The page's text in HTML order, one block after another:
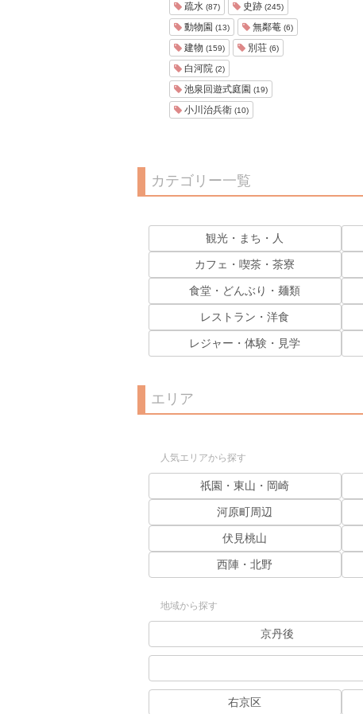
疏水 (87) 史跡 (245)
動物園 (13) 無鄰菴 (6)
建物 (159) 別荘 (6)
白河院 (2)
池泉回遊式庭園 (19)
小川治兵衛 (10)
カテゴリー一覧
観光・まち・人
カフェ・喫茶・茶寮
食堂・どんぶり・麺類
レストラン・洋食
レジャー・体験・見学
エリア
人気エリアから探す
祇園・東山・岡崎
河原町周辺
伏見桃山
西陣・北野
地域から探す
京丹後
右京区